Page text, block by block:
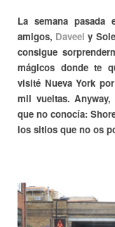
La semana
amigos, Daveei y
consigue
mágicos donde te
visité Nueva York
mil vueltas.
que no conocía:
los sitios que no os